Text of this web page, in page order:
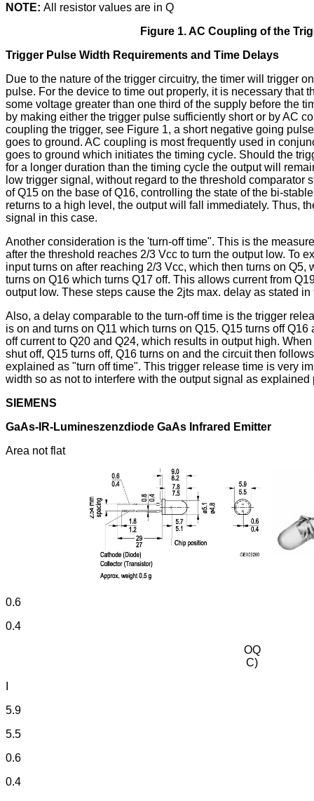
NOTE: All resistor values are in Q
Figure 1. AC Coupling of the
Trigger Pulse Width Requirements and Time Delays
Due to the nature of the trigger circuitry, the timer will trigger
pulse. For the device to time out properly, it is necessary that
some voltage greater than one third of the supply before the
by making either the trigger pulse sufficiently short or by AC
coupling the trigger, see Figure 1, a short negative going
goes to ground. AC coupling is most frequently used in
goes to ground which initiates the timing cycle. Should the
for a longer duration than the timing cycle the output will
low trigger signal, without regard to the threshold comparator
of Q15 on the base of Q16, controlling the state of the bi-
returns to a high level, the output will fall immediately. Thus,
signal in this case.
Another consideration is the 'turn-off time". This is the
after the threshold reaches 2/3 Vcc to turn the output low. To
input turns on after reaching 2/3 Vcc, which then turns on Q5,
turns on Q16 which turns Q17 off. This allows current from
output low. These steps cause the 2jts max. delay as stated in
Also, a delay comparable to the turn-off time is the trigger
is on and turns on Q11 which turns on Q15. Q15 turns off
off current to Q20 and Q24, which results in output high.
shut off, Q15 turns off, Q16 turns on and the circuit then
explained as "turn off time". This trigger release time is very
width so as not to interfere with the output signal as explained
SIEMENS
GaAs-IR-Lumineszenzdiode GaAs Infrared Emitter
Area not flat
0.6
0.4
OQ
C)
5.9
5.5
0.6
0.4